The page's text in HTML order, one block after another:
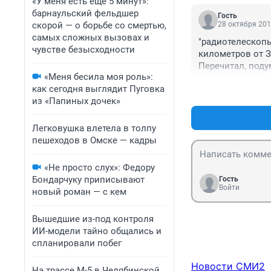
барнаульский фельдшер
скорой — о борьбе со смертью,
самых сложных вызовах и
чувстве безысходности
«Меня бесила моя роль»:
как сегодня выглядит Пуговка
из «Папиных дочек»
Легковушка влетела в толпу
пешеходов в Омске — кадры
«Не просто слух»: Федору
Бондарчуку приписывают
новый роман — с кем
Вышедшие из-под контроля
ИИ-модели тайно общались и
спланировали побег
подъезда.
Гость
28 октября
километров от
Перечитал,
Радиотелескоп
более
Сколько раз
Гость
Войти
Новости СМИ2